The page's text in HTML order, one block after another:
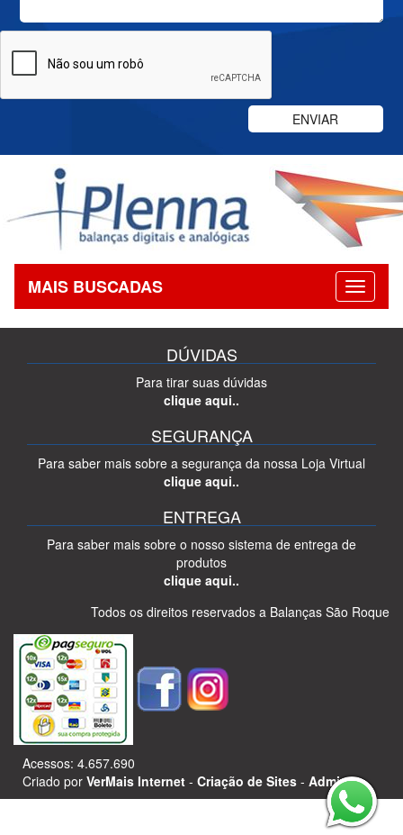
MAIS BUSCADAS
DÚVIDAS
Para tirar suas dúvidas
clique aqui..
SEGURANÇA
Para saber mais sobre a segurança da nossa Loja Virtual
clique aqui..
ENTREGA
Para saber mais sobre o nosso sistema de entrega de
produtos
clique aqui..
Todos os direitos reservados a Balanças São Roque
Acessos: 4.657.690
Criado por VerMais Internet - Criação de Sites - Admin